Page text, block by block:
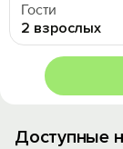
Гости
2 взрослых
Доступные